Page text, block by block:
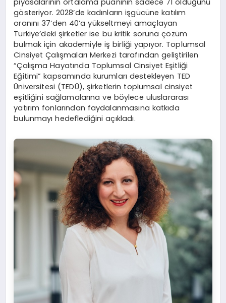
gösteriyor. 2028’de kadınların işgücüne katılım
oranını 37‘den 40’a yükseltmeyiamaçlayan
Türkiye’deki şirketler ise bu kritik soruna çözüm
bulmak için akademiyle iş birliği yapıyor. Toplumsal
Cinsiyet Çalışmaları Merkezi tarafından geliştirilen
“Çalışma Hayatında Toplumsal Cinsiyet Eşitliği
Eğitimi” kapsamında kurumları destekleyen TED
Üniversitesi (TEDÜ), şirketlerin toplumsal cinsiyet
eşitliğini sağlamalarına ve böylece uluslararası
yatırım fonlarından faydalanmasına katkıda
bulunmayı hedeflediğini açıkladı.